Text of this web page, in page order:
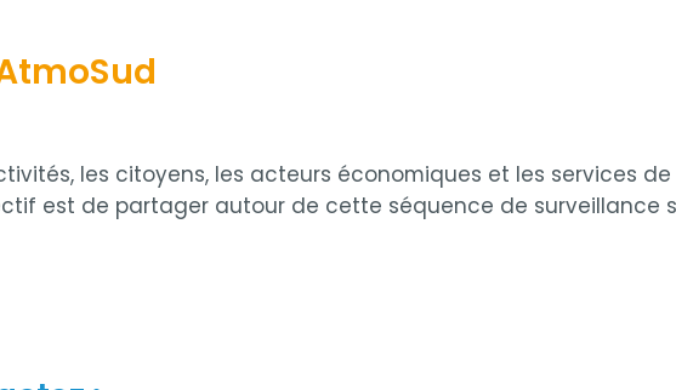
les citoyens, les acteurs économiques et les services
est de partager autour de cette séquence de surveillance